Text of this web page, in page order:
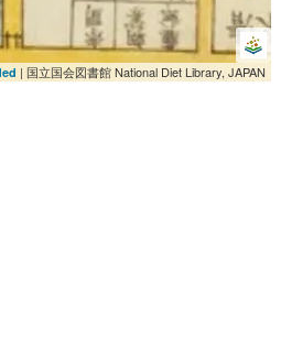
| 国立国会図書館 National Diet Library, JAPAN